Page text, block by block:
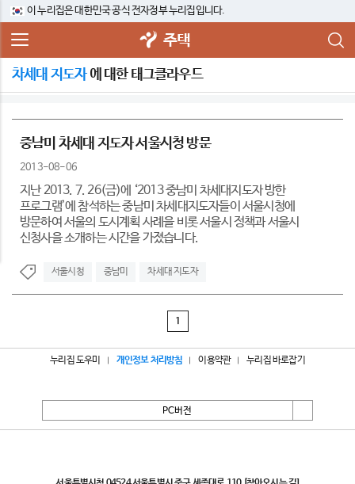
이 누리집은 대한민국 공식 전자정부 누리집입니다.
주택
차세대 지도자에 대한 태그클라우드
중남미 차세대 지도자 서울시청 방문
2013-08-06
지난 2013. 7. 26(금)에 ‘2013 중남미 차세대지도자 방한
프로그램’에 참석하는 중남미 차세대지도자들이 서울시청에
방문하여 서울의 도시계획 사례을 비롯 서울시 정책과 서울시
신청사을 소개하는 시간을 가졌습니다.
서울시청 중남미 차세대 지도자
1
누리집 도우미 개인정보 처리방침 이용약관 누리집 바로잡기
PC버전